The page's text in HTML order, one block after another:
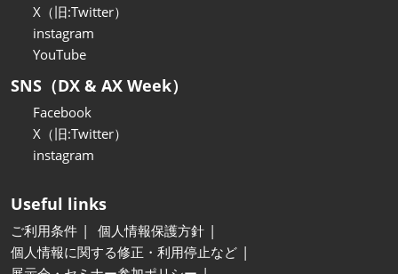
X（旧:Twitter）
instagram
YouTube
SNS（DX & AX Week）
Facebook
X（旧:Twitter）
instagram
Useful links
ご利用条件
個人情報保護方針
個人情報に関する修正・利用停止など